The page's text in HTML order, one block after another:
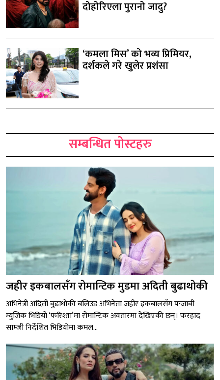
दोहोरिएला पुरानो जादु?
‘कमला मिस’ को भव्य प्रिमियर,
दर्शकले गरे खुलेर प्रशंसा
सम्बन्धित पोस्टहरु
जहीर इकबालसँग रोमान्टिक मुडमा अदिती बुढाथोकी
अभिनेत्री अदिती बुढाथोकी बलिउड अभिनेता जहीर इकबालसँग पन्जाबी
म्युजिक भिडियो ‘फरिश्ता’मा रोमान्टिक अवतारमा देखिएकी छन्। फरहाद
साम्जी निर्देशित भिडियोमा कमल...